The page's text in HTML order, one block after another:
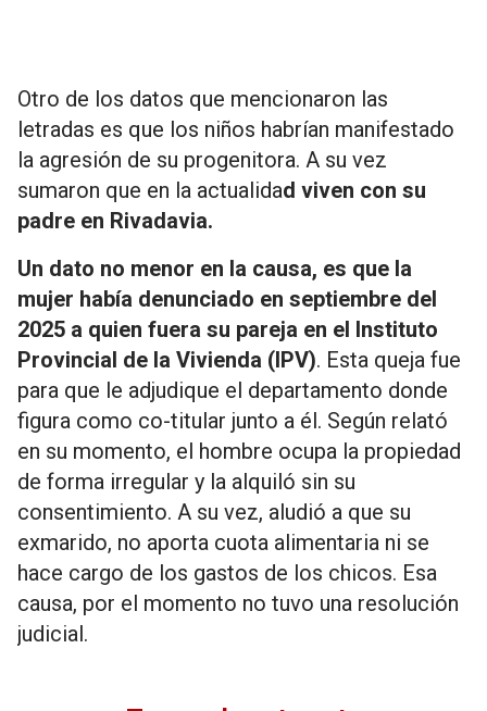
Otro de los datos que mencionaron las
letradas es que los niños habrían manifestado
la agresión de su progenitora. A su vez
sumaron que en la actualidad viven con su
padre en Rivadavia.
Un dato no menor en la causa, es que la
mujer había denunciado en septiembre del
2025 a quien fuera su pareja en el Instituto
Provincial de la Vivienda (IPV). Esta queja fue
para que le adjudique el departamento donde
figura como co-titular junto a él. Según relató
en su momento, el hombre ocupa la propiedad
de forma irregular y la alquiló sin su
consentimiento. A su vez, aludió a que su
exmarido, no aporta cuota alimentaria ni se
hace cargo de los gastos de los chicos. Esa
causa, por el momento no tuvo una resolución
judicial.